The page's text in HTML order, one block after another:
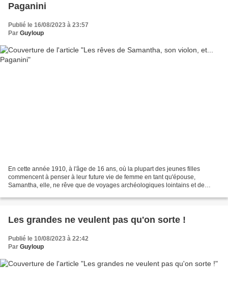
Paganini
Publié le 16/08/2023 à 23:57
Par Guyloup
En cette année 1910, à l'âge de 16 ans, où la plupart des jeunes filles
commencent à penser à leur future vie de femme en tant qu'épouse,
Samantha, elle, ne rêve que de voyages archéologiques lointains et de
Les grandes ne veulent pas qu'on sorte !
Publié le 10/08/2023 à 22:42
Par Guyloup